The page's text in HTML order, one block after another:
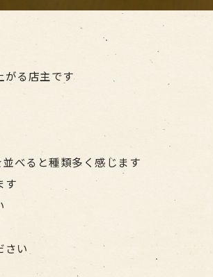
がる店主です
べると種類多く感じます
す
さい